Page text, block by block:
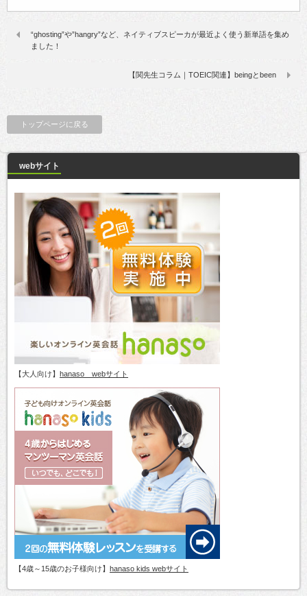
“ghosting”や”hangry”など、ネイティブスピーカが最近よく使う新単語を集め
ました！
【関先生コラム｜TOEIC関連】beingとbeen
トップページに戻る
webサイト
【大人向け】 hanaso webサイト
【4歳～15歳のお子様向け】 hanaso kids webサイト